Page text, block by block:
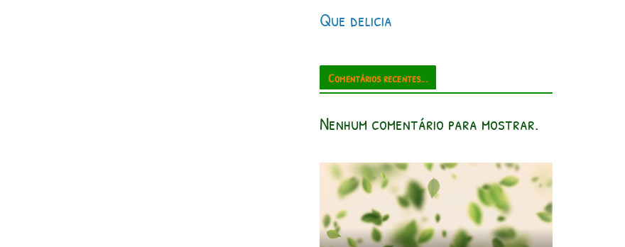
Que delicia
Comentários recentes...
Nenhum comentário para mostrar.